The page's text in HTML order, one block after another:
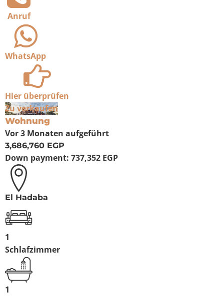
Anruf
WhatsApp
Hier überprüfen
Zu verkaufen
Wohnung
Vor 3 Monaten aufgeführt
3,686,760 EGP
Down payment: 737,352 EGP
El Hadaba
1
Schlafzimmer
1